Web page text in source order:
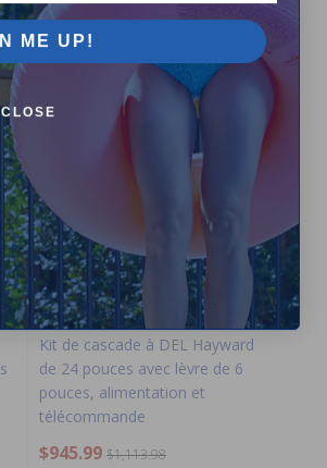
with:
En rupture de stock
Kit de cascade à DEL Hayward
de 24 pouces avec lèvre de 6
pouces, alimentation et
télécommande
$945.99 $1,113.98
ME UP!
CLOSE